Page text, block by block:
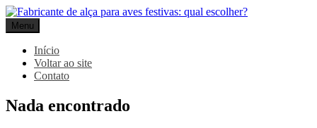
Pular
para
o
conteúdo
Gpack
Menu
Início
Voltar ao site
Contato
Nada encontrado